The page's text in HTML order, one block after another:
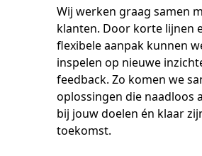
Wij werken graag samen
klanten. Door korte lijnen
flexibele aanpak kunnen
inspelen op nieuwe
feedback. Zo komen we
oplossingen die naadloos
bij jouw doelen én klaar
toekomst.